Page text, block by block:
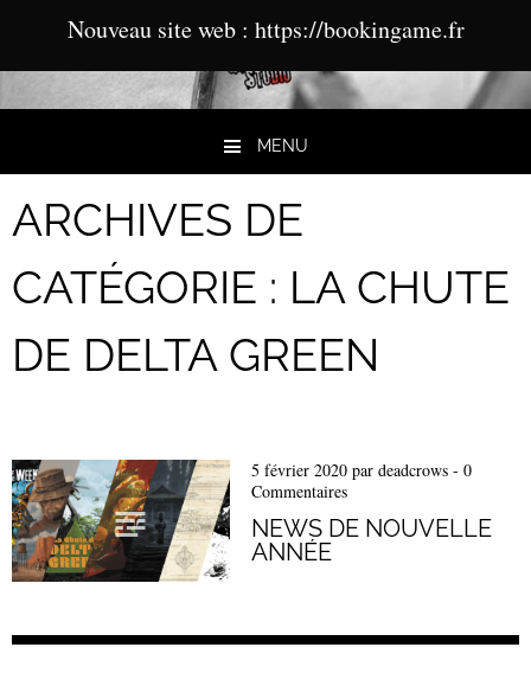
MENU
ARCHIVES DE
CATÉGORIE : LA CHUTE
DE DELTA GREEN
5 février 2020par deadcrows - 0
Commentaires
NEWS DE NOUVELLE
ANNÉE
Nouveau site web : https://bookingame.fr